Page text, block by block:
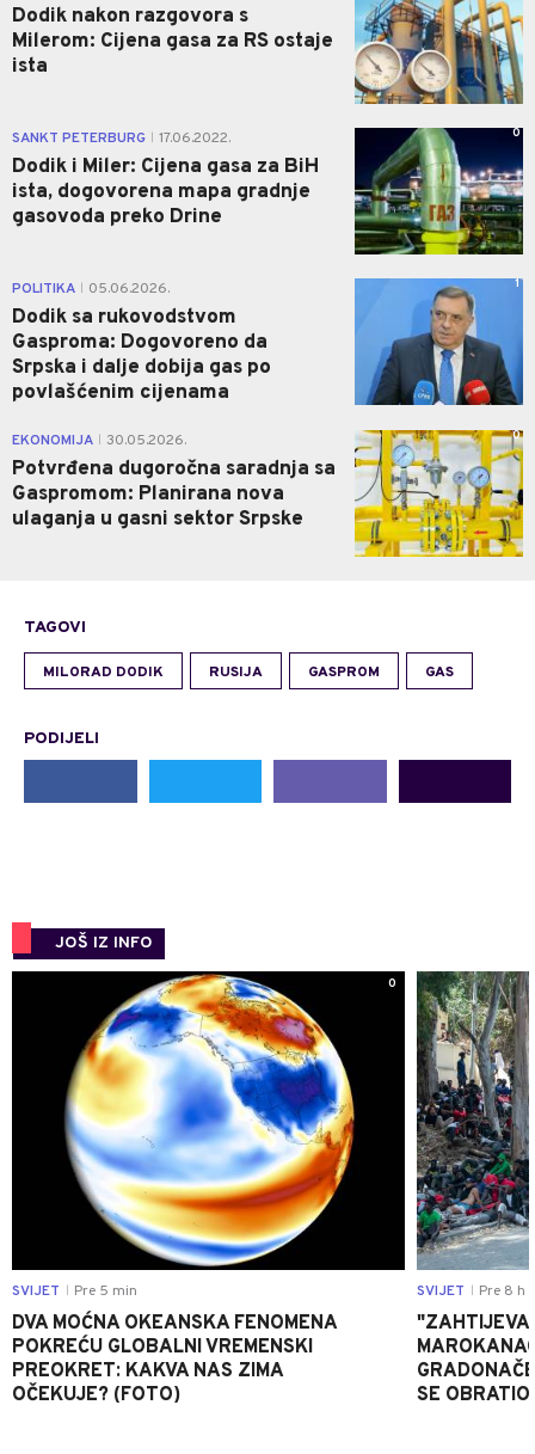
Dodik nakon razgovora s
Milerom: Cijena gasa za RS ostaje
ista
SANKT PETERBURG 17.06.2022.
Dodik i Miler: Cijena gasa za BiH
ista, dogovorena mapa gradnje
gasovoda preko Drine
0
POLITIKA 05.06.2026.
Dodik sa rukovodstvom
Gasproma: Dogovoreno da
Srpska i dalje dobija gas po
povlašćenim cijenama
1
EKONOMIJA 30.05.2026.
Potvrđena dugoročna saradnja sa
Gaspromom: Planirana nova
ulaganja u gasni sektor Srpske
0
TAGOVI
MILORAD DODIK RUSIJA GASPROM GAS
PODIJELI
JOŠ IZ INFO
0
SVIJET Pre 5 min
DVA MOĆNA OKEANSKA FENOMENA
POKREĆU GLOBALNI VREMENSKI
PREOKRET: KAKVA NAS ZIMA
OČEKUJE? (FOTO)
SVIJET Pre 8 h
SE